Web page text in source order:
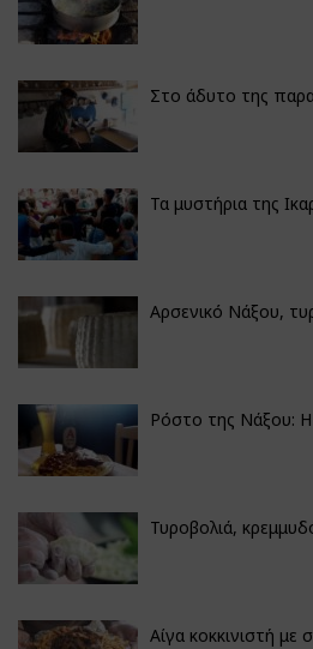
Στο άδυτο της
Τα μυστήρια της
Αρσενικό Νάξου,
Ρόστο της Νάξου:
Τυροβολιά,
Αίγα κοκκινιστή με